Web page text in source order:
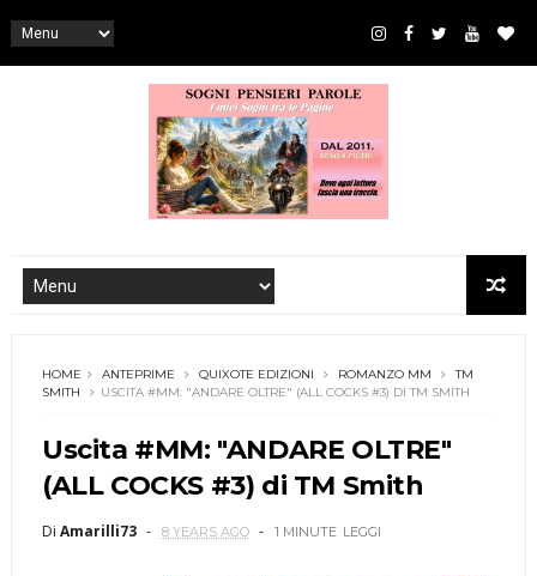
HOME ANTEPRIME QUIXOTE EDIZIONI ROMANZO MM
TM
SMITH
USCITA #MM: "ANDARE OLTRE" (ALL COCKS #3) DI TM SMITH
Uscita #MM: "ANDARE OLTRE"
(ALL COCKS #3) di TM Smith
Di Amarilli73 8 YEARS AGO 1 MINUTE LEGGI